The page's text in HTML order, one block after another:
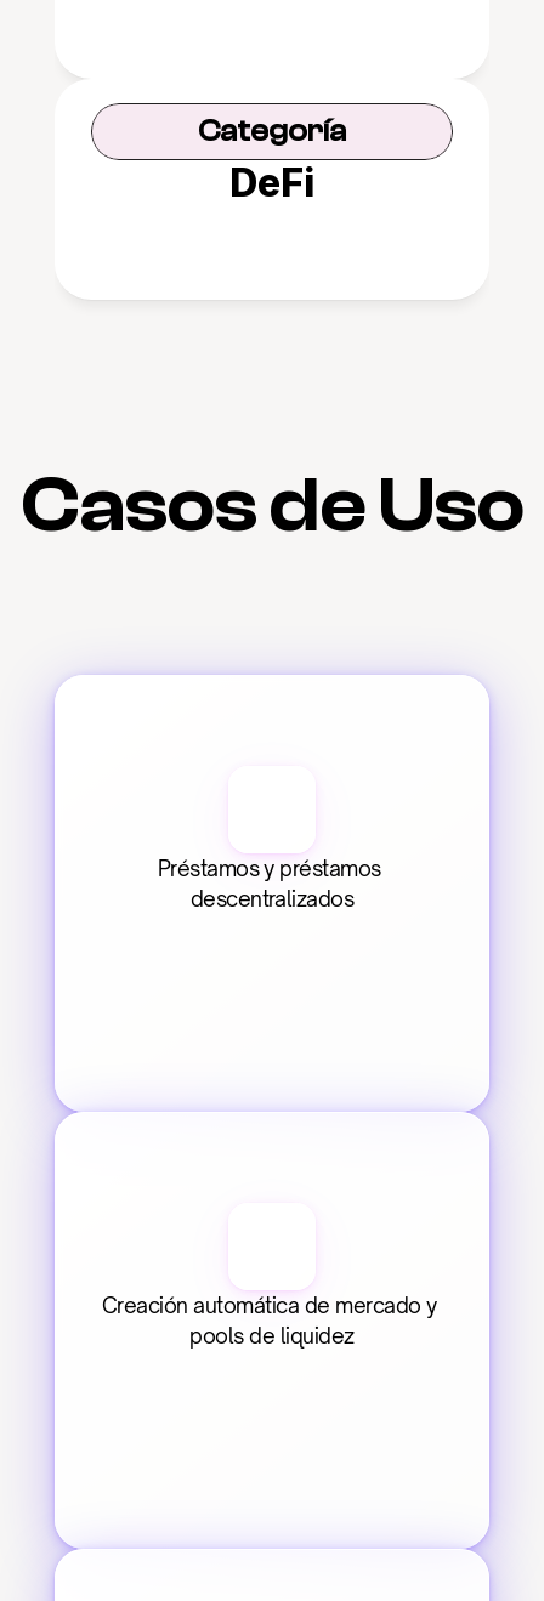
Categoría
DeFi
Casos de Uso
Préstamos y préstamos
descentralizados
Creación automática de mercado y
pools de liquidez